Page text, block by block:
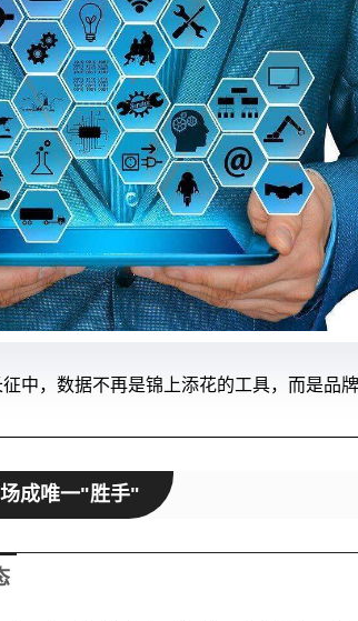
中，数据不再是锦上添花的工具，而是品
成唯一"胜手"